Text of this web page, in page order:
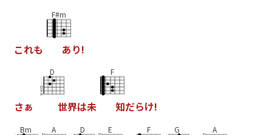
これも
F#m
あ り!
さぁ
D
世界は未
F
知だらけ!
Bm A D E F G A